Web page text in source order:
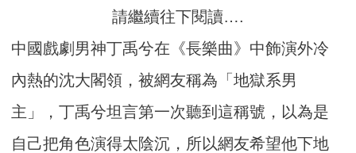
請繼續往下閱讀….
中國戲劇男神丁禹兮在《長樂曲》中飾演外冷
內熱的沈大閣領，被網友稱為「地獄系男
主」，丁禹兮坦言第一次聽到這稱號，以為是
自己把角色演得太陰沉，所以網友希望他下地